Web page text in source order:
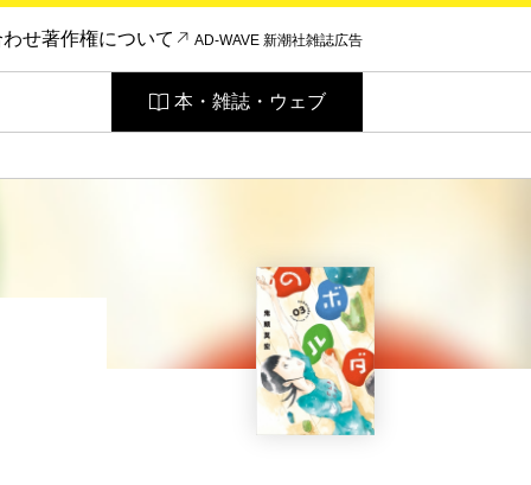
わせ著作権について AD-WAVE 新潮社雑誌広告
本・雑誌・ウェブ